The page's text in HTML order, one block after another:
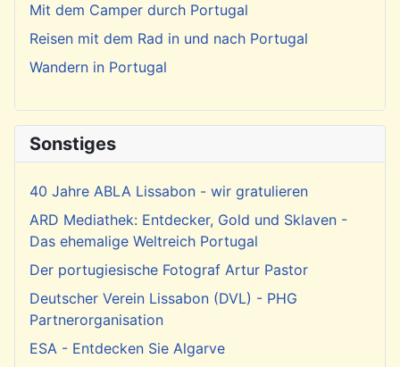
Mit dem Camper durch Portugal
Reisen mit dem Rad in und nach Portugal
Wandern in Portugal
Sonstiges
40 Jahre ABLA Lissabon - wir gratulieren
ARD Mediathek: Entdecker, Gold und Sklaven -
Das ehemalige Weltreich Portugal
Der portugiesische Fotograf Artur Pastor
Deutscher Verein Lissabon (DVL) - PHG
Partnerorganisation
ESA - Entdecken Sie Algarve